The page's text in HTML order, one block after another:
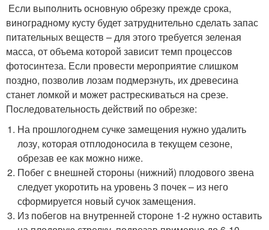
Если выполнить основную обрезку прежде срока,
виноградному кусту будет затруднительно сделать запас
питательных веществ – для этого требуется зеленая
масса, от объема которой зависит темп процессов
фотосинтеза. Если провести мероприятие слишком
поздно, позволив лозам подмерзнуть, их древесина
станет ломкой и может растрескиваться на срезе.
Последовательность действий по обрезке:
На прошлогоднем сучке замещения нужно удалить
лозу, которая отплодоносила в текущем сезоне,
обрезав ее как можно ниже.
Побег с внешней стороны (нижний) плодового звена
следует укоротить на уровень 3 почек – из него
сформируется новый сучок замещения.
Из побегов на внутренней стороне 1-2 нужно оставить